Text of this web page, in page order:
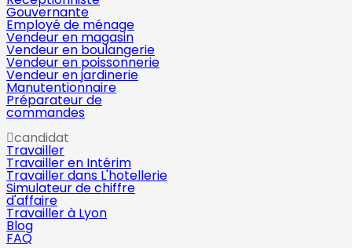
Gouvernante
Employé de ménage
Vendeur en magasin
Vendeur en boulangerie
Vendeur en poissonnerie
Vendeur en jardinerie
Manutentionnaire
Préparateur de
commandes
candidat
Travailler
Travailler en Intérim
Travailler dans L'hotellerie
Simulateur de chiffre
d'affaire
Travailler à Lyon
Blog
FAQ